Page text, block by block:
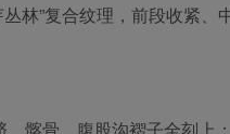
林”复合纹理，前段收紧